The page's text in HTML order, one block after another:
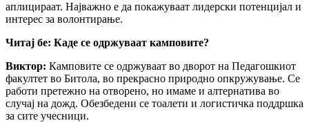
аплицираат. Најважно е да покажуваат лидерски потенцијал и
интерес за волонтирање.
Читај бе: Каде се одржуваат камповите?
Виктор: Камповите се одржуваат во дворот на Педагошкиот
факултет во Битола, во прекрасно природно опкружување. Се
работи претежно на отворено, но имаме и алтернатива во
случај на дожд. Обезбедени се тоалети и логистичка поддршка
за сите учесници.